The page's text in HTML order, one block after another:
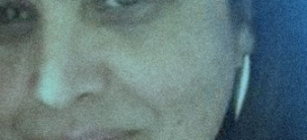
GASTRO
FORMATIVO